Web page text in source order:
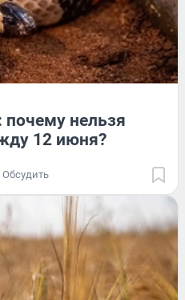
нельзя
12 июня?
Обсудить